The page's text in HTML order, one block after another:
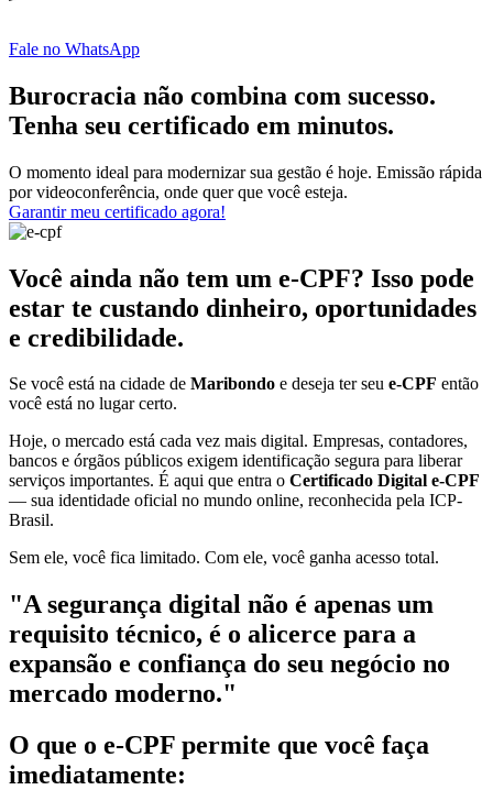
Fale no WhatsApp
Burocracia não combina com sucesso.
Tenha seu certificado em minutos.
O momento ideal para modernizar sua gestão é hoje. Emissão rápida
por videoconferência, onde quer que você esteja.
Garantir meu certificado agora!
Você ainda não tem um e-CPF? Isso pode
estar te custando dinheiro, oportunidades
e credibilidade.
Se você está na cidade de Maribondo e deseja ter seu e-CPF então
você está no lugar certo.
Hoje, o mercado está cada vez mais digital. Empresas, contadores,
bancos e órgãos públicos exigem identificação segura para liberar
serviços importantes. É aqui que entra o Certificado Digital e-CPF
— sua identidade oficial no mundo online, reconhecida pela ICP-
Brasil.
Sem ele, você fica limitado. Com ele, você ganha acesso total.
"A segurança digital não é apenas um
requisito técnico, é o alicerce para a
expansão e confiança do seu negócio no
mercado moderno."
O que o e-CPF permite que você faça
imediatamente: